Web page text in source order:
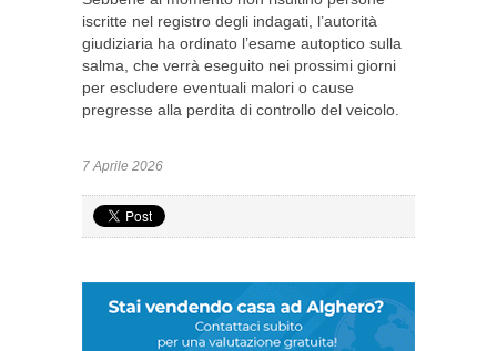
iscritte nel registro degli indagati, l’autorità
giudiziaria ha ordinato l’esame autoptico sulla
salma, che verrà eseguito nei prossimi giorni
per escludere eventuali malori o cause
pregresse alla perdita di controllo del veicolo.
7 Aprile 2026